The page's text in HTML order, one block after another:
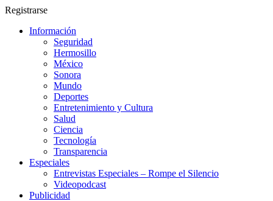
Registrarse
Información
Seguridad
Hermosillo
México
Sonora
Mundo
Deportes
Entretenimiento y Cultura
Salud
Ciencia
Tecnología
Transparencia
Especiales
Entrevistas Especiales – Rompe el Silencio
Videopodcast
Publicidad